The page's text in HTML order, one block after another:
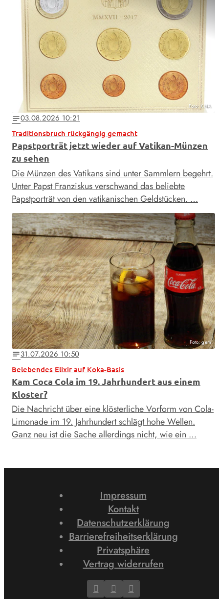
Foto: KNA
notes03.08.2026 10:21
Traditionsbruch rückgängig gemacht
Papstporträt jetzt wieder auf Vatikan-Münzen
zu sehen
Die Münzen des Vatikans sind unter Sammlern begehrt.
Unter Papst Franziskus verschwand das beliebte
Papstporträt von den vatikanischen Geldstücken. …
Foto: gem
notes31.07.2026 10:50
Belebendes Elixir auf Koka-Basis
Kam Coca Cola im 19. Jahrhundert aus einem
Kloster?
Die Nachricht über eine klösterliche Vorform von Cola-
Limonade im 19. Jahrhundert schlägt hohe Wellen.
Ganz neu ist die Sache allerdings nicht, wie ein …
Impressum
Kontakt
Datenschutzerklärung
Barrierefreiheitserklärung
Privatsphäre
Vertrag widerrufen